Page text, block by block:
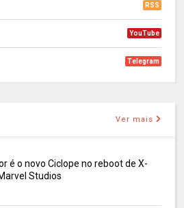
RSS
YouTube
Telegram
Ver mais
é o novo Ciclope no reboot de X-
Studios